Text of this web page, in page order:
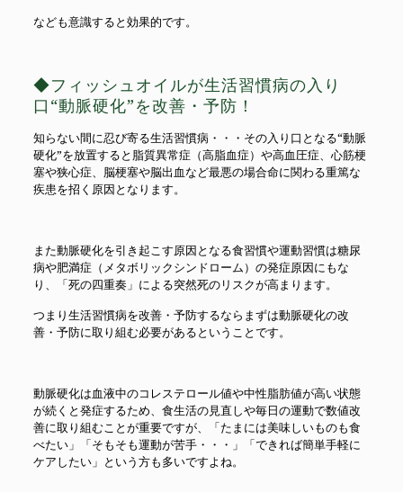
なども意識すると効果的です。
◆フィッシュオイルが生活習慣病の入り
口“動脈硬化”を改善・予防！
知らない間に忍び寄る生活習慣病・・・その入り口となる“動脈
硬化”を放置すると脂質異常症（高脂血症）や高血圧症、心筋梗
塞や狭心症、脳梗塞や脳出血など最悪の場合命に関わる重篤な
疾患を招く原因となります。
また動脈硬化を引き起こす原因となる食習慣や運動習慣は糖尿
病や肥満症（メタボリックシンドローム）の発症原因にもな
り、「死の四重奏」による突然死のリスクが高まります。
つまり生活習慣病を改善・予防するならまずは動脈硬化の改
善・予防に取り組む必要があるということです。
動脈硬化は血液中のコレステロール値や中性脂肪値が高い状態
が続くと発症するため、食生活の見直しや毎日の運動で数値改
善に取り組むことが重要ですが、「たまには美味しいものも食
べたい」「そもそも運動が苦手・・・」「できれば簡単手軽に
ケアしたい」という方も多いですよね。